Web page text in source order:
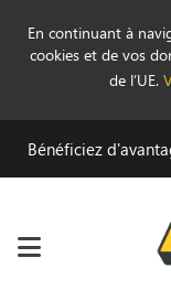
En continuant à
cookies et de vos
de l’UE.
Bénéficiez